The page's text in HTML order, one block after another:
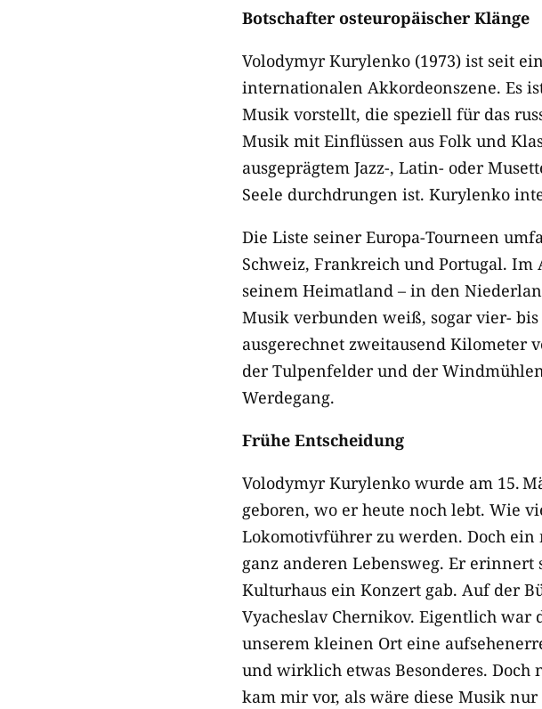
Botschafter osteuropäischer Klänge
Volodymyr Kurylenko (1973) ist seit
internationalen Akkordeonszene. Es
Musik vorstellt, die speziell für das
Musik mit Einflüssen aus Folk und
ausgeprägtem Jazz-, Latin- oder
Seele durchdrungen ist. Kurylenko
Die Liste seiner Europa-​Tourneen
Schweiz, Frankreich und Portugal.
seinem Heimatland – in den
Musik verbunden weiß, sogar vier-
ausgerechnet zweitausend Kilometer
der Tulpenfelder und der
Werdegang.
Frühe Entscheidung
Volodymyr Kurylenko wurde am 15.
geboren, wo er heute noch lebt. Wie
Lokomotivführer zu werden. Doch
ganz anderen Lebensweg. Er erinnert
Kulturhaus ein Konzert gab. Auf der
Vyacheslav Chernikov. Eigentlich
unserem kleinen Ort eine
und wirklich etwas Besonderes. Doch
kam mir vor, als wäre diese Musik